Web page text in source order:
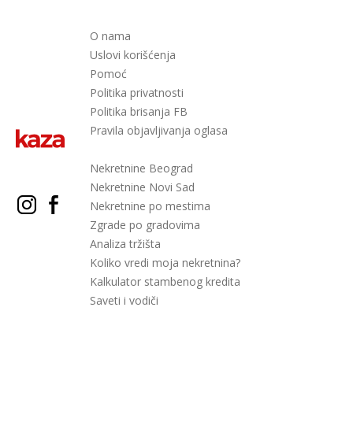
O nama
Uslovi korišćenja
Pomoć
Politika privatnosti
Politika brisanja FB
Pravila objavljivanja oglasa
Nekretnine Beograd
Nekretnine Novi Sad
Nekretnine po mestima
Zgrade po gradovima
Analiza tržišta
Koliko vredi moja nekretnina?
Kalkulator stambenog kredita
Saveti i vodiči